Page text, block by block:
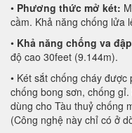
• Phương thức mở két:
cầm. Khả năng chống lửa
• Khả năng chống va
độ cao 30feet (9.144m).
• Két sắt chống cháy
chống bong sơn, chống
dùng cho Tàu thuỷ chống
(Công nghệ này chỉ có ở